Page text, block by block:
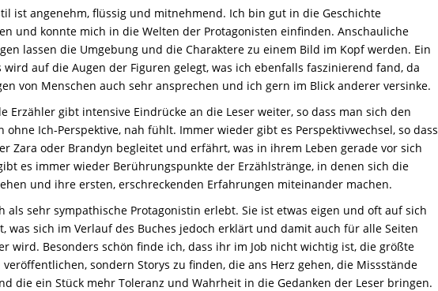
ist angenehm, flüssig und mitnehmend. Ich bin gut in die Geschichte
und konnte mich in die Welten der Protagonisten einfinden. Anschauliche
lassen die Umgebung und die Charaktere zu einem Bild im Kopf werden. Ein
wird auf die Augen der Figuren gelegt, was ich ebenfalls faszinierend fand, da
von Menschen auch sehr ansprechen und ich gern im Blick anderer versinke.
Erzähler gibt intensive Eindrücke an die Leser weiter, so dass man sich den
ohne Ich-Perspektive, nah fühlt. Immer wieder gibt es Perspektivwechsel, so dass
Zara oder Brandyn begleitet und erfährt, was in ihrem Leben gerade vor sich
es immer wieder Berührungspunkte der Erzählstränge, in denen sich die
und ihre ersten, erschreckenden Erfahrungen miteinander machen.
als sehr sympathische Protagonistin erlebt. Sie ist etwas eigen und oft auf sich
was sich im Verlauf des Buches jedoch erklärt und damit auch für alle Seiten
wird. Besonders schön finde ich, dass ihr im Job nicht wichtig ist, die größte
veröffentlichen, sondern Storys zu finden, die ans Herz gehen, die Missstände
die ein Stück mehr Toleranz und Wahrheit in die Gedanken der Leser bringen.